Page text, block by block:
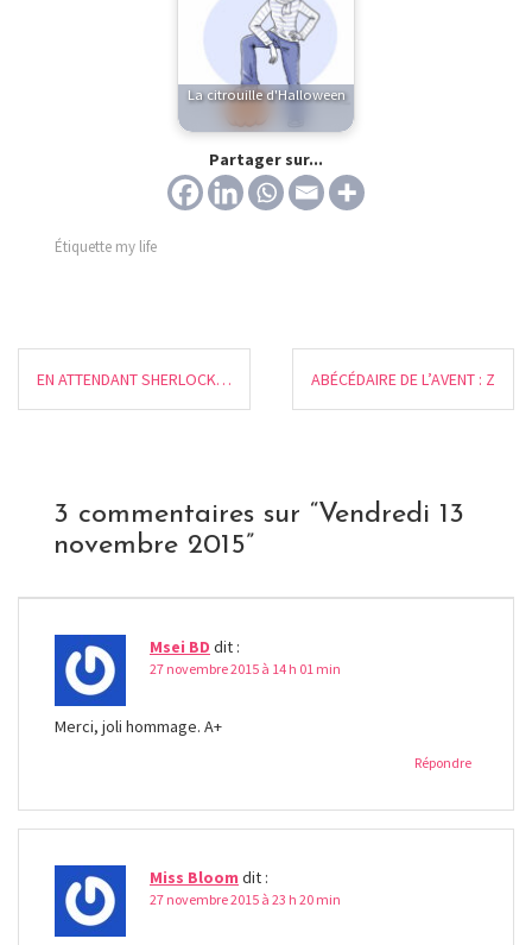
La citrouille d'Halloween
Partager sur...
Étiquette my life
EN ATTENDANT SHERLOCK… ABÉCÉDAIRE DE L’AVENT : Z
3 commentaires sur “Vendredi 13
novembre 2015”
Msei BD dit :
27 novembre 2015 à 14 h 01 min
Merci, joli hommage. A+
Répondre
Miss Bloom dit :
27 novembre 2015 à 23 h 20 min